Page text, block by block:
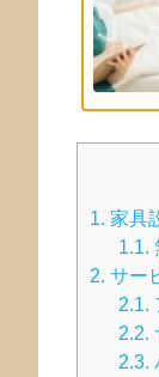
1. 家具
1.1.
2. サー
2.1.
2.2.
2.3.